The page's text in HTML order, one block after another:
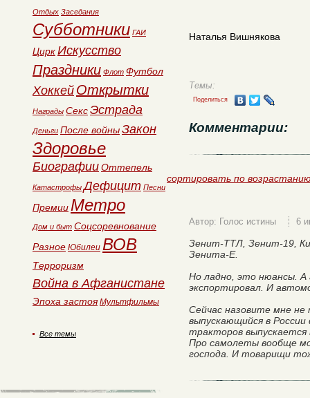
Наталья Вишнякова
Темы:
Поделиться
Комментарии:
сортировать по
Автор: Голос истины 6
Зенит-ТТЛ, Зенит-19,
Зенита-Е.
Но ладно, это нюансы.
экспортировал. И
Сейчас назовите мне
выпускающийся в
тракторов
Про самолеты вообще
господа. И товарищи
Отдых Заседания
Субботники ГАИ
ЦиркИскусство
Праздники Флот Футбол
Хоккей Открытки
Награды СексЭстрада
Деньги После войныЗакон
Здоровье
БиографииОттепель
Катастрофы Дефицит Песни
Премии Метро
Дом и быт Соцсоревнование
Разное Юбилеи ВОВ
Терроризм
Война в Афганистане
Эпоха застоя Мультфильмы
Все темы